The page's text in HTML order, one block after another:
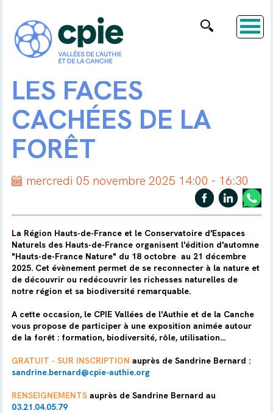
LES FACES
CACHÉES DE LA
FORÊT
mercredi 05 novembre 2025 14:00 - 16:30
La Région Hauts-de-France et le Conservatoire d'Espaces
Naturels des Hauts-de-France organisent l'édition d'automne
"Hauts-de-France Nature" du 18 octobre au 21 décembre
2025. Cet évènement permet de se reconnecter à la nature et
de découvrir ou redécouvrir les richesses naturelles de
notre région et sa biodiversité remarquable.
A cette occasion, le CPIE Vallées de l'Authie et de la Canche
vous propose de participer à une exposition animée autour
de la forêt : formation, biodiversité, rôle, utilisation...
GRATUIT - SUR INSCRIPTION auprès de Sandrine Bernard :
sandrine.bernard@cpie-authie.org
RENSEIGNEMENTSauprès de Sandrine Bernard au
03.21.04.05.79